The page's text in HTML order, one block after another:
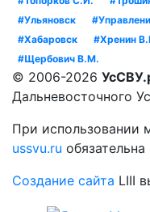
#Ульяновск
#Хабаровск
#Хренин
#Щербович В.М.
© 2006-2026
Дальневосточного
При использовании
ussvu.ru обязательна
Создание сайта LIII